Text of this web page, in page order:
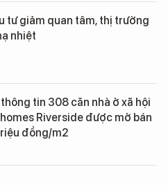
tư giảm quan tâm, thị trường
nhiệt
tin 308 căn nhà ở xã hội
Riverside được mở bán
đồng/m2